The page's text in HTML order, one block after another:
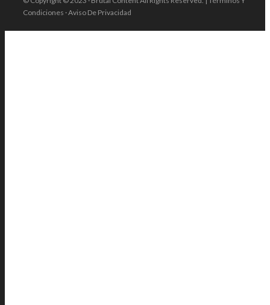
Condiciones · Aviso De Privacidad